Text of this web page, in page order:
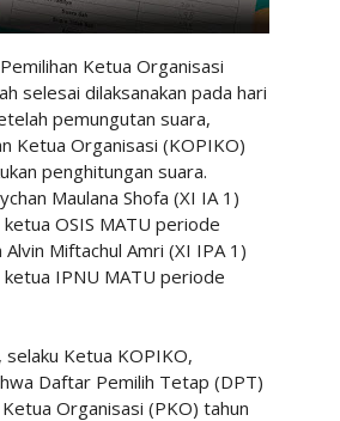
Ketua Organisasi
selesai dilaksanakan pada hari
pemungutan suara,
Ketua Organisasi (KOPIKO)
penghitungan suara.
Maulana Shofa (XI IA 1)
OSIS MATU periode
Miftachul Amri (XI IPA 1)
IPNU MATU periode
selaku Ketua KOPIKO,
Daftar Pemilih Tetap (DPT)
Organisasi (PKO) tahun